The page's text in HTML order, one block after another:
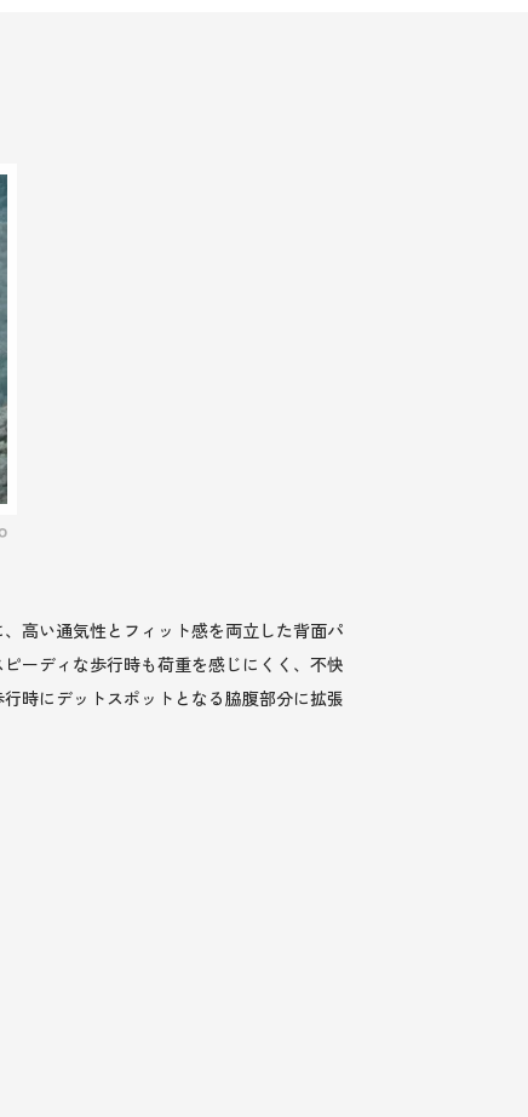
高い通気性とフィット感を両立した背面パ
ーディな歩行時も荷重を感じにくく、不快
時にデットスポットとなる脇腹部分に拡張